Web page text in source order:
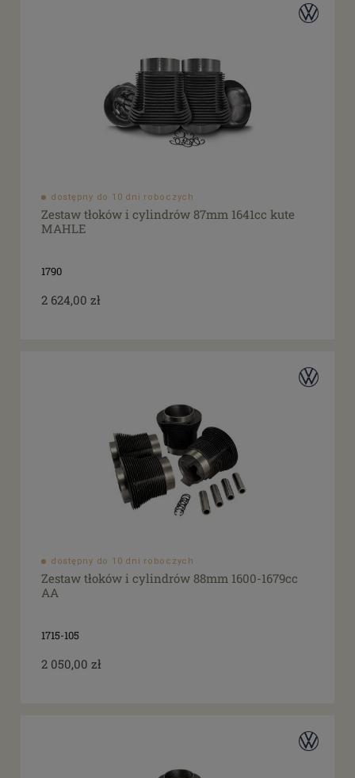
dostępny do 10 dni roboczych
Zestaw tłoków i cylindrów 87mm 1641cc kute
MAHLE
1790
2 624,00 zł
dostępny do 10 dni roboczych
Zestaw tłoków i cylindrów 88mm 1600-1679cc
AA
1715-105
2 050,00 zł